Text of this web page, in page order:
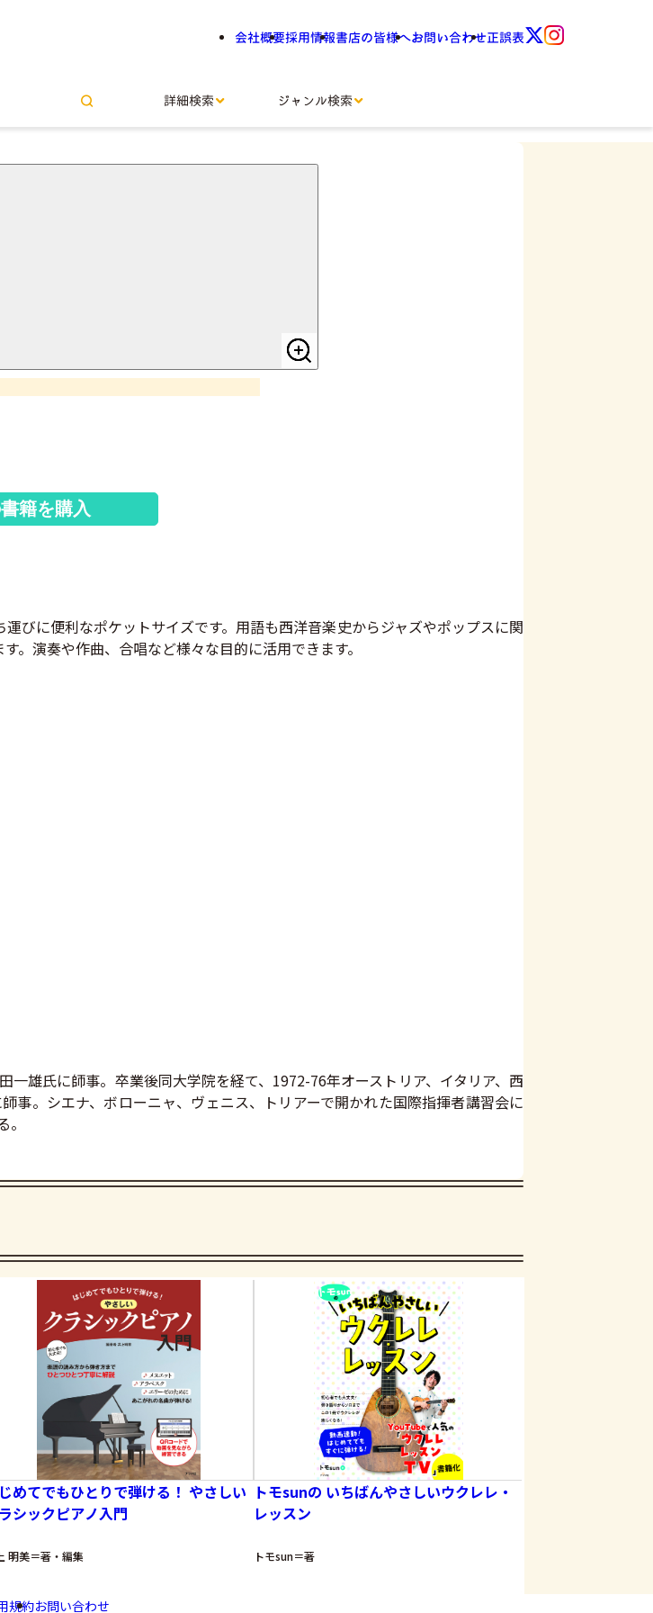
会社概要採用情報書店の皆様へお問い合わせ正誤表
詳細検索 ジャンル検索
記号・用語事典
籍を購入
びに便利なポケットサイズです。用語も西洋音楽史からジャズやポップスに関
演奏や作曲、合唱など様々な目的に活用できます。
雄氏に師事。卒業後同大学院を経て、1972-76年オーストリア、イタリア、西
事。シエナ、ボローニャ、ヴェニス、トリアーで開かれた国際指揮者講習会に
めてでもひとりで弾ける！ やさしい
シックピアノ入門
明美＝著・編集
トモsunの いちばんやさしいウクレレ・
レッスン
トモsun＝著
規約お問い合わせ